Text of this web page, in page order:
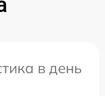
в день